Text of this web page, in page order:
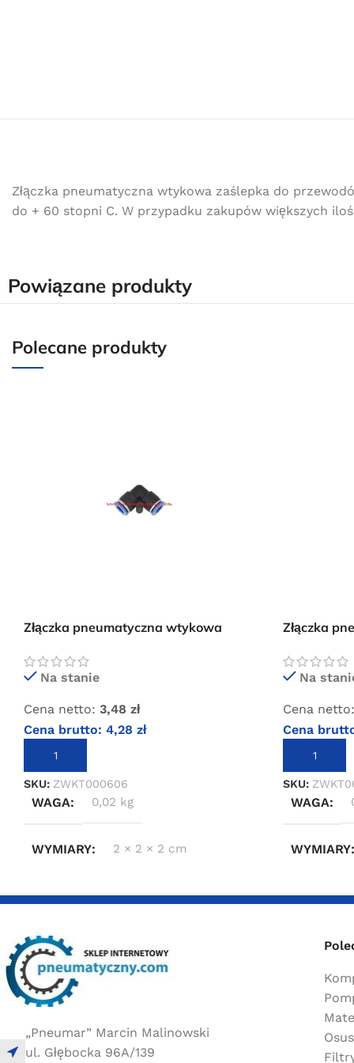
Złączka pneumatyczna wtykowa zaślepka do
do + 60 stopni C. W przypadku zakupów większych
Powiązane produkty
Polecane produkty
Złączka pneumatyczna wtykowa
Na stanie
Cena netto: 3,48 zł
Cena brutto: 4,28 zł
DODAJ DO KOSZYKA
SKU: ZWKT000606
WAGA 0,02 kg
WYMIARY 2 × 2 × 2 cm
Złączka
Na
Cena netto:
Cena
DODAJ DO
SKU:
WAGA
WYMIARY
„Pneumar” Marcin Malinowski
ul. Głębocka 96A/139